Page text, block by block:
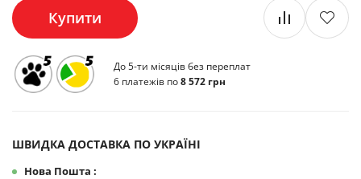
Купити
До 5-ти місяців без переплат
6 платежів по8 572 грн
ШВИДКА ДОСТАВКА ПО УКРАЇНІ
Нова Пошта :